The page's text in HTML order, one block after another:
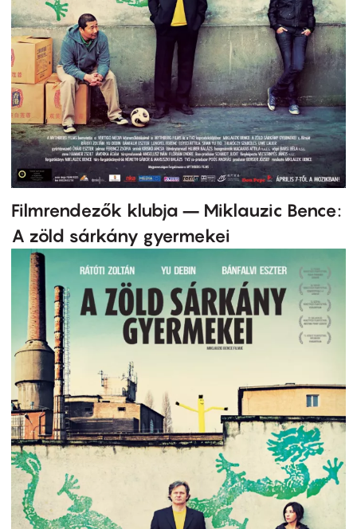
Filmrendezők klubja – Miklauzic Bence:
A zöld sárkány gyermekei